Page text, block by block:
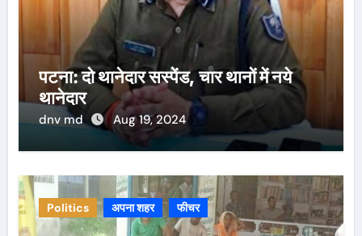
पटना: दो थानेदार सस्पेंड, चार थानों में नये
थानेदार
dnv md Aug 19, 2024
Politics अपना शहर फीचर